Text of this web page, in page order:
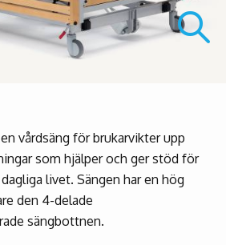
vårdsäng för brukarvikter upp
som hjälper och ger stöd för
livet. Sängen har en hög
den 4-delade
sängbottnen.